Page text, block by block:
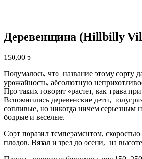
Деревенщина (Hillbilly
150,00 р
Подумалось, что название этому сорту
урожайность, абсолютную
Про таких говорят «растет, как трава
Вспомнились деревенские дети,
сопливые, но никогда ничем серьезным
бодрые и веселые.
Сорт поразил темпераментом,
плодов. Вязал и зрел до осени, на